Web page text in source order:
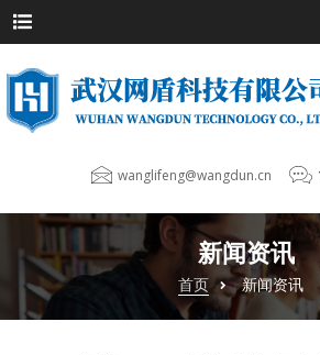
wanglifeng@wangdun.cn
新闻资讯
首页 新闻资讯